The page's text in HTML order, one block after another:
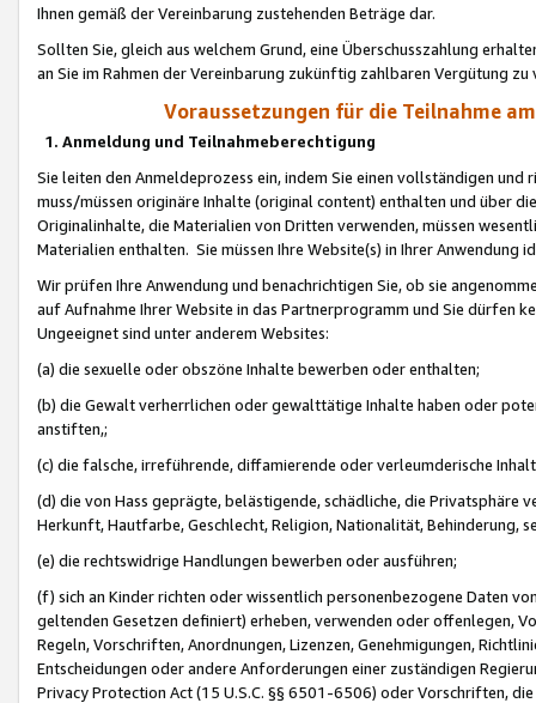
Ihnen gemäß der Vereinbarung zustehenden Beträge dar.
Sollten Sie, gleich aus welchem Grund, eine Überschusszahlung
an Sie im Rahmen der Vereinbarung zukünftig zahlbaren Vergütung zu
Voraussetzungen für die Teilnahme
1. Anmeldung und Teilnahmeberechtigung
Sie leiten den Anmeldeprozess ein, indem Sie einen vollständigen
muss/müssen originäre Inhalte (original content) enthalten und über
Originalinhalte, die Materialien von Dritten verwenden, müssen
Materialien enthalten. Sie müssen Ihre Website(s) in Ihrer Anwendung
Wir prüfen Ihre Anwendung und benachrichtigen Sie, ob sie
auf Aufnahme Ihrer Website in das Partnerprogramm und Sie dürfen
Ungeeignet sind unter anderem Websites:
(a) die sexuelle oder obszöne Inhalte bewerben oder enthalten;
(b) die Gewalt verherrlichen oder gewalttätige Inhalte haben oder
anstiften,;
(c) die falsche, irreführende, diffamierende oder verleumderische
(d) die von Hass geprägte, belästigende, schädliche, die Privatsphäre
Herkunft, Hautfarbe, Geschlecht, Religion, Nationalität, Behinderung,
(e) die rechtswidrige Handlungen bewerben oder ausführen;
(f) sich an Kinder richten oder wissentlich personenbezogene Daten
geltenden Gesetzen definiert) erheben, verwenden oder offenlegen,
Regeln, Vorschriften, Anordnungen, Lizenzen, Genehmigungen,
Entscheidungen oder andere Anforderungen einer zuständigen
Privacy Protection Act (15 U.S.C. §§ 6501-6506) oder Vorschriften,